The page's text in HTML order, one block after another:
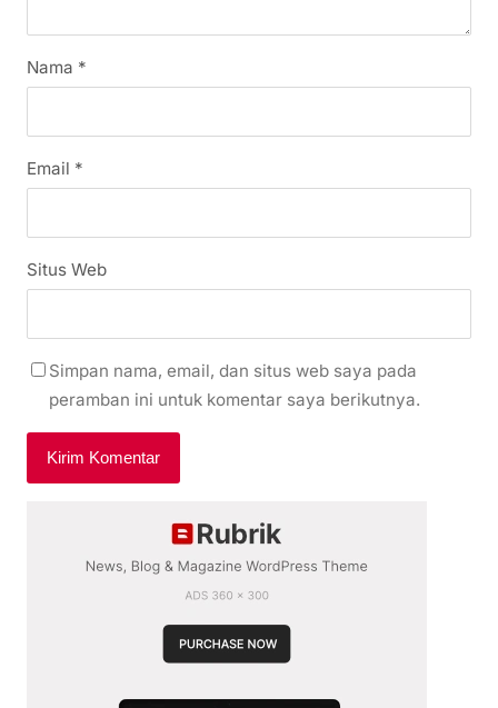
Nama *
Email *
Situs Web
Simpan nama, email, dan situs web saya pada
peramban ini untuk komentar saya berikutnya.